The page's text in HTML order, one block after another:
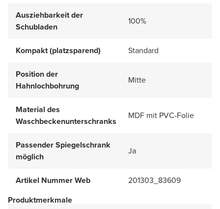
Ausziehbarkeit der
Schubladen
100%
Kompakt (platzsparend) Standard
Position der
Hahnlochbohrung
Mitte
Material des
Waschbeckenunterschranks
MDF mit PVC-Folie
Passender Spiegelschrank
möglich
Ja
Artikel Nummer Web
201303_83609
Produktmerkmale